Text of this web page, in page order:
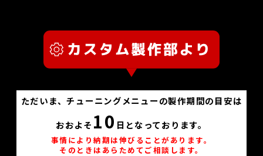
ただいま、チューニングメニューの製作期間の目安は
おおよそ 10 日となっております。
事情により納期は伸びることがあります。
そのときはあらためてご相談します。